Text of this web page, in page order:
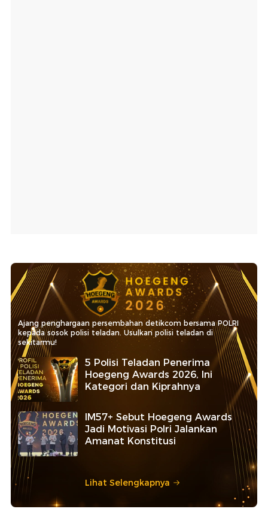
Ajang penghargaan persembahan detikcom bersama POLRI
kepada sosok polisi teladan. Usulkan polisi teladan di
sekitarmu!
5 Polisi Teladan Penerima
Hoegeng Awards 2026, Ini
Kategori dan Kiprahnya
IM57+ Sebut Hoegeng Awards
Jadi Motivasi Polri Jalankan
Amanat Konstitusi
Lihat Selengkapnya